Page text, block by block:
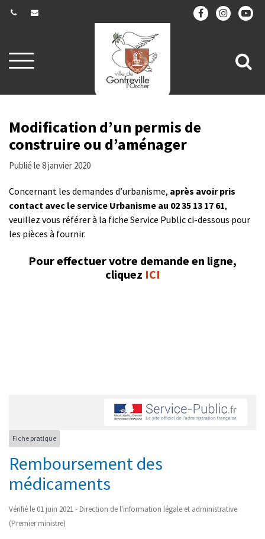
Aller
à
navigation
à
Modification d’un permis de
construire ou d’aménager
Publié le 8 janvier 2020
Concernant les demandes d’urbanisme, après avoir pris
contact avec le service Urbanisme au 02 35 13 17 61,
veuillez vous référer à la fiche Service Public ci-dessous pour
les pièces à fournir.
Pour effectuer votre demande en ligne,
cliquez ICI
Fiche pratique
Remboursement des
médicaments
Vérifié le 01 juin 2021 - Direction de l'information légale et administrative
(Premier ministre)